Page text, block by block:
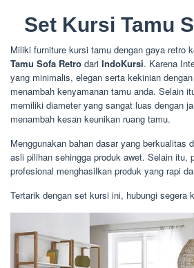
Set Kursi Tamu
Miliki furniture kursi tamu dengan gaya retro
Tamu Sofa Retro dari IndoKursi. Karena
yang minimalis, elegan serta kekinian
menambah kenyamanan tamu anda. Selain
memiliki diameter yang sangat luas dengan
menambah kesan keunikan ruang tamu.
Menggunakan bahan dasar yang berkualitas
asli pilihan sehingga produk awet. Selain itu,
profesional menghasilkan produk yang rapi
Tertarik dengan set kursi ini, hubungi segera